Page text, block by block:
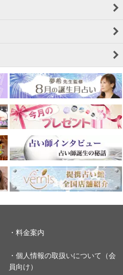
・料金案内
・個人情報の取扱いについて（会
員向け）